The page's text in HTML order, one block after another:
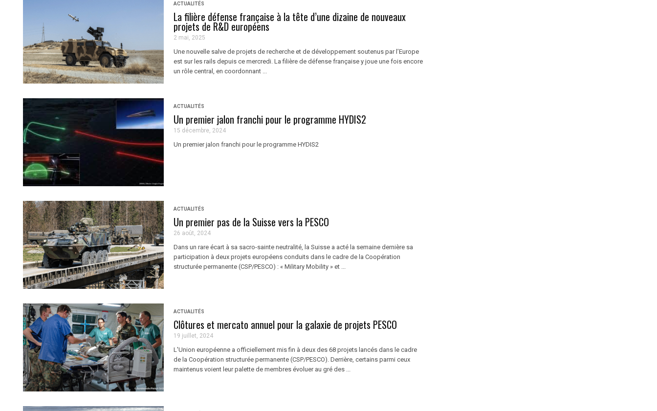
ACTUALITÉS
La filière défense française à la tête d’une dizaine de nouveaux
projets de R&D européens
2 mai, 2025
Une nouvelle salve de projets de recherche et de développement soutenus par l’Europe
est sur les rails depuis ce mercredi. La filière de défense française y joue une fois encore
un rôle central, en coordonnant ...
ACTUALITÉS
Un premier jalon franchi pour le programme HYDIS2
15 décembre, 2024
Un premier jalon franchi pour le programme HYDIS2
ACTUALITÉS
Un premier pas de la Suisse vers la PESCO
26 août, 2024
Dans un rare écart à sa sacro-sainte neutralité, la Suisse a acté la semaine dernière sa
participation à deux projets européens conduits dans le cadre de la Coopération
structurée permanente (CSP/PESCO) : « Military Mobility » et ...
ACTUALITÉS
Clôtures et mercato annuel pour la galaxie de projets PESCO
19 juillet, 2024
L'Union européenne a officiellement mis fin à deux des 68 projets lancés dans le cadre
de la Coopération structurée permanente (CSP/PESCO). Derrière, certains parmi ceux
maintenus voient leur palette de membres évoluer au gré des ...